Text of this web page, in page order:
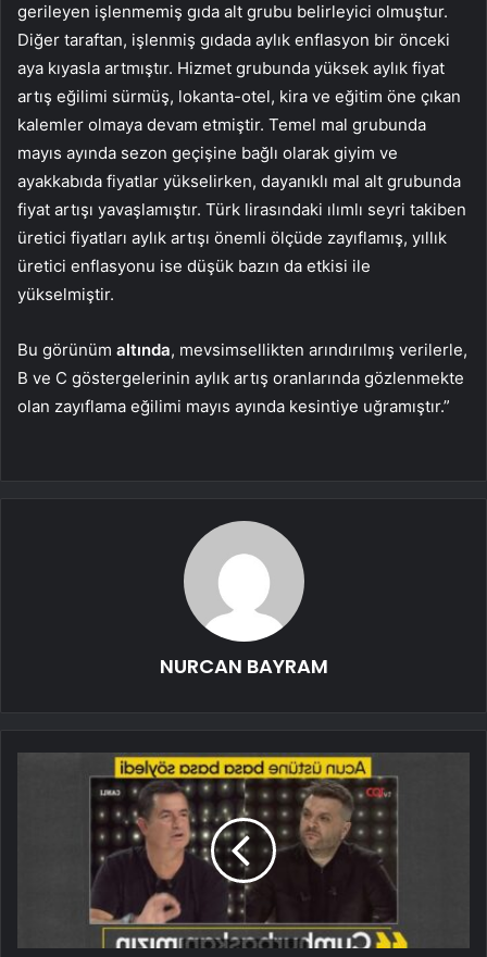
gerileyen işlenmemiş gıda alt grubu belirleyici olmuştur.
Diğer taraftan, işlenmiş gıdada aylık enflasyon bir önceki
aya kıyasla artmıştır. Hizmet grubunda yüksek aylık fiyat
artış eğilimi sürmüş, lokanta-otel, kira ve eğitim öne çıkan
kalemler olmaya devam etmiştir. Temel mal grubunda
mayıs ayında sezon geçişine bağlı olarak giyim ve
ayakkabıda fiyatlar yükselirken, dayanıklı mal alt grubunda
fiyat artışı yavaşlamıştır. Türk lirasındaki ılımlı seyri takiben
üretici fiyatları aylık artışı önemli ölçüde zayıflamış, yıllık
üretici enflasyonu ise düşük bazın da etkisi ile
yükselmiştir.
Bu görünüm altında, mevsimsellikten arındırılmış verilerle,
B ve C göstergelerinin aylık artış oranlarında gözlenmekte
olan zayıflama eğilimi mayıs ayında kesintiye uğramıştır.”
NURCAN BAYRAM